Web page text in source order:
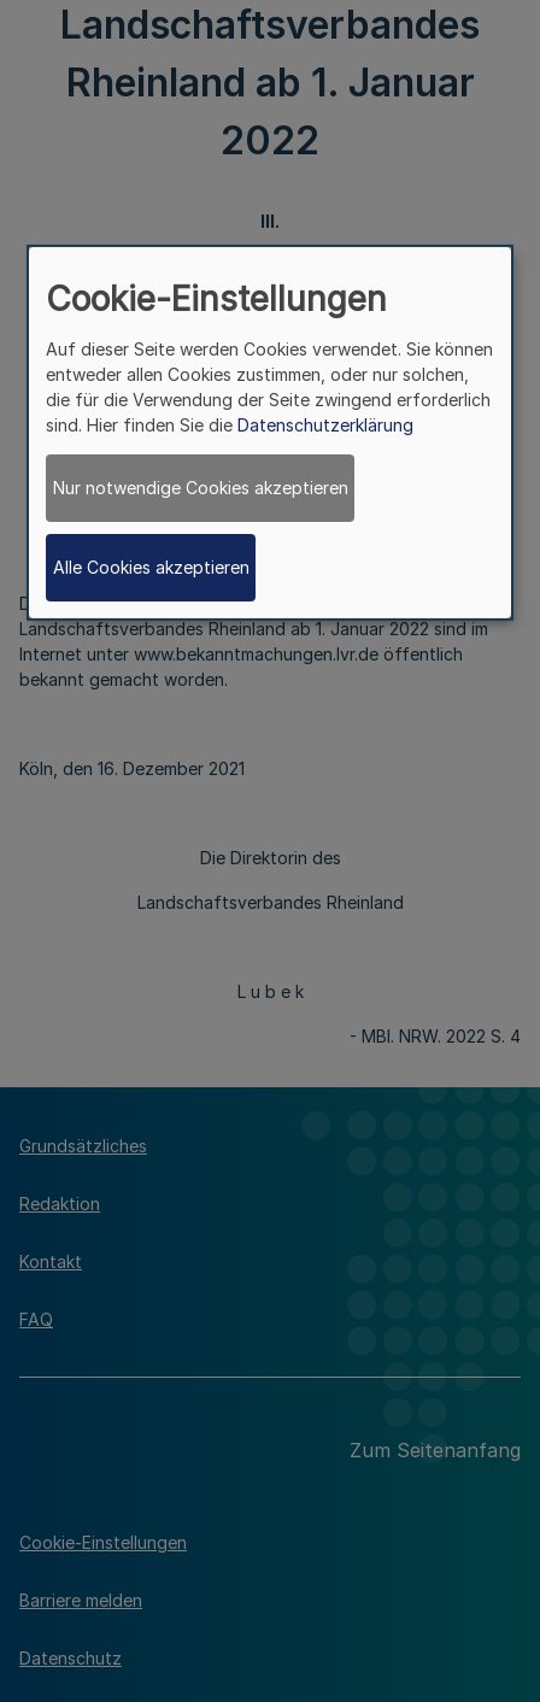
Landschaftsverbandes
Rheinland ab 1. Januar
2022
III.
des Landschaftsverbandes Rheinland ab 1. Januar 2022
Bekanntmachung
des Landschaftsverbandes Rheinland
Vom 16. Dezember 2021
Die Vertretungsbefugnisse für die LVR-Kliniken des
Landschaftsverbandes Rheinland ab 1. Januar 2022 sind im
Internet unter www.bekanntmachungen.lvr.de öffentlich
bekannt gemacht worden.
Köln, den 16. Dezember 2021
Die Direktorin des
Landschaftsverbandes Rheinland
L u b e k
- MBl. NRW. 2022 S. 4
Grundsätzliches
Redaktion
Kontakt
FAQ
Zum Seitenanfang
Cookie-Einstellungen
Barriere melden
Datenschutz
Cookie-Einstellungen
Auf dieser Seite werden Cookies verwendet. Sie können
entweder allen Cookies zustimmen, oder nur solchen,
die für die Verwendung der Seite zwingend erforderlich
sind. Hier finden Sie die Datenschutzerklärung
Nur notwendige Cookies akzeptieren
Alle Cookies akzeptieren